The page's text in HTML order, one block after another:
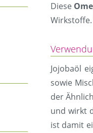
Diese
Jojobaöl
sowie
der
und wirkt
ist damit